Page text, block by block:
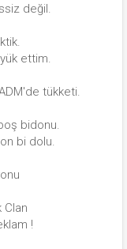
değil.
ettim.
tükketi.
bidonu.
bi dolu.
Clan
!